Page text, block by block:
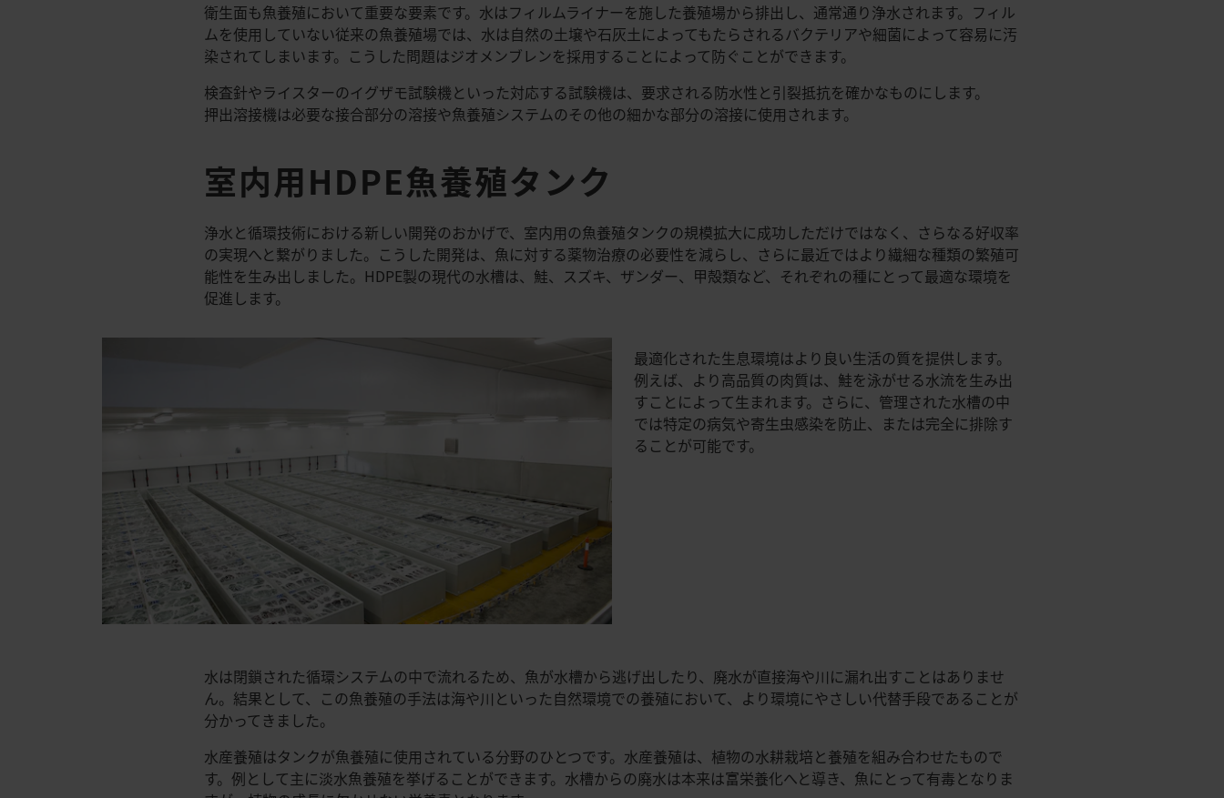
衛生面も魚養殖において重要な要素です。水はフィルムライナーを施した養殖場から排出し、通常通り浄水されます。フィル
ムを使用していない従来の魚養殖場では、水は自然の土壌や石灰土によってもたらされるバクテリアや細菌によって容易に汚
染されてしまいます。こうした問題はジオメンブレンを採用することによって防ぐことができます。
検査針やライスターのイグザモ試験機といった対応する試験機は、要求される防水性と引裂抵抗を確かなものにします。
押出溶接機は必要な接合部分の溶接や魚養殖システムのその他の細かな部分の溶接に使用されます。
室内用HDPE魚養殖タンク
浄水と循環技術における新しい開発のおかげで、室内用の魚養殖タンクの規模拡大に成功しただけではなく、さらなる好収率
の実現へと繋がりました。こうした開発は、魚に対する薬物治療の必要性を減らし、さらに最近ではより繊細な種類の繁殖可
能性を生み出しました。HDPE製の現代の水槽は、鮭、スズキ、ザンダー、甲殻類など、それぞれの種にとって最適な環境を
促進します。
最適化された生息環境はより良い生活の質を提供します。
例えば、より高品質の肉質は、鮭を泳がせる水流を生み出
すことによって生まれます。さらに、管理された水槽の中
では特定の病気や寄生虫感染を防止、または完全に排除す
ることが可能です。
水は閉鎖された循環システムの中で流れるため、魚が水槽から逃げ出したり、廃水が直接海や川に漏れ出すことはありませ
ん。結果として、この魚養殖の手法は海や川といった自然環境での養殖において、より環境にやさしい代替手段であることが
分かってきました。
水産養殖はタンクが魚養殖に使用されている分野のひとつです。水産養殖は、植物の水耕栽培と養殖を組み合わせたもので
す。例として主に淡水魚養殖を挙げることができます。水槽からの廃水は本来は富栄養化へと導き、魚にとって有毒となりま